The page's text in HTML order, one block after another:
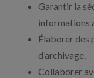
Garantir la
informations
Élaborer des
d’archivage.
Collaborer